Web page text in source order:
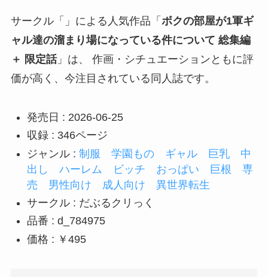
サークル「 」による人気作品「 ボクの部屋が1軍ギ
ャル達の溜まり場になっている件について 総集編
＋ 限定話」は、 作画・シチュエーションともに評
価が高く、今注目されている同人誌です。
発売日 : 2026-06-25
収録 : 346ページ
ジャンル : 制服 学園もの ギャル 巨乳
中
出し
ハーレム ビッチ おっぱい 巨根
専
売
男性向け 成人向け
異世界転生
サークル : だぶるクリっく
品番 : d_784975
価格 : ￥495